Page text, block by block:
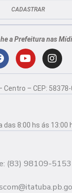
CADASTRAR
a Prefeitura nas
Y
u
b
e
I
n
s
g
r
Centro – CEP:
8:00 hs ás 13:00
(83) 98109-5153